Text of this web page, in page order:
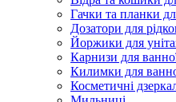
Гачки та планки
Дозатори для
Йоржики для
Карнизи для
Килимки для
Косметичні